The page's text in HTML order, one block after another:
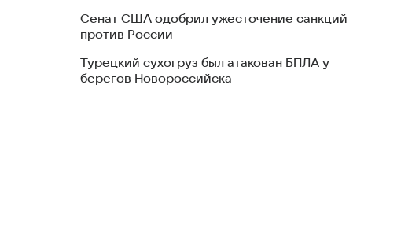
Сенат США одобрил ужесточение санкций
против России
Турецкий сухогруз был атакован БПЛА у
берегов Новороссийска